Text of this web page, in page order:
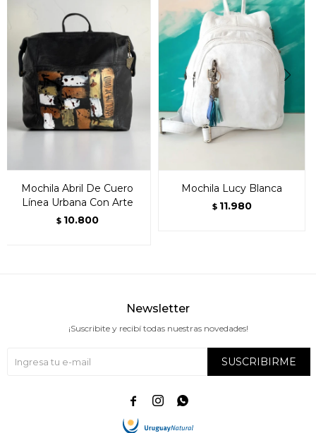
Mochila Abril De Cuero
Línea Urbana Con Arte
$ 10.800
Mochila Lucy Blanca
$ 11.980
Newsletter
¡Suscribite y recibí todas nuestras novedades!
SUSCRIBIRME
  